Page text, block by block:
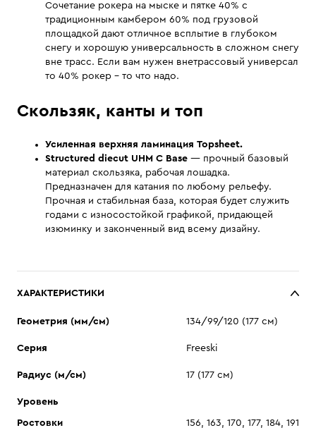
Сочетание рокера на мыске и пятке 40% с
традиционным камбером 60% под грузовой
площадкой дают отличное всплытие в глубоком
снегу и хорошую универсальность в сложном снегу
вне трасс. Если вам нужен внетрассовый универсал
то 40% рокер – то что надо.
Скользяк, канты и топ
Усиленная верхняя ламинация Topsheet.
Structured diecut UHM C Base — прочный базовый
материал скользяка, рабочая лошадка.
Предназначен для катания по любому рельефу.
Прочная и стабильная база, которая будет служить
годами с износостойкой графикой, придающей
изюминку и законченный вид всему дизайну.
ХАРАКТЕРИСТИКИ
Геометрия (мм/см) 134/99/120 (177 см)
Серия Freeski
Радиус (м/см) 17 (177 см)
Уровень
Ростовки 156, 163, 170, 177, 184, 191